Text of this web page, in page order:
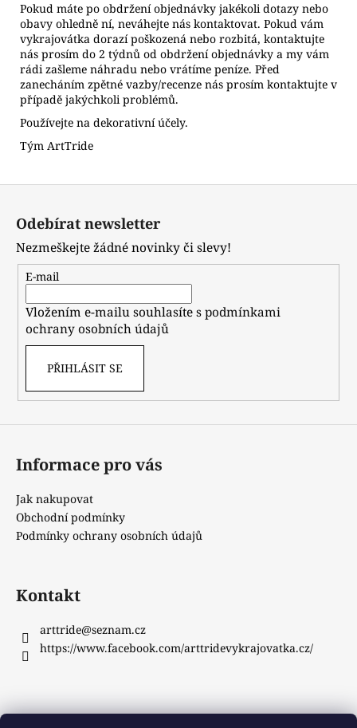
Pokud máte po obdržení objednávky jakékoli dotazy nebo
obavy ohledně ní, neváhejte nás kontaktovat. Pokud vám
vykrajovátka dorazí poškozená nebo rozbitá, kontaktujte
nás prosím do 2 týdnů od obdržení objednávky a my vám
rádi zašleme náhradu nebo vrátíme peníze. Před
zanecháním zpětné vazby/recenze nás prosím kontaktujte v
případě jakýchkoli problémů.
Používejte na dekorativní účely.
Tým ArtTride
Odebírat newsletter
Nezmeškejte žádné novinky či slevy!
E-mail
Vložením e-mailu souhlasíte spodmínkami
ochrany osobních údajů
PŘIHLÁSIT SE
Informace pro vás
Jak nakupovat
Obchodní podmínky
Podmínky ochrany osobních údajů
Kontakt
arttride@seznam.cz
https://www.facebook.com/arttridevykrajovatka.cz/